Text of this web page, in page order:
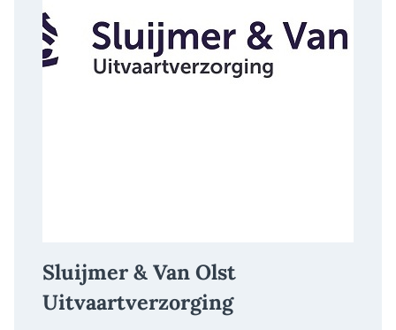
Sluijmer & Van Olst
Uitvaartverzorging